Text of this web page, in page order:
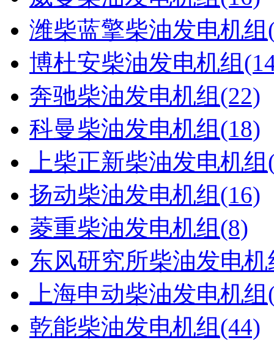
潍柴蓝擎柴油发电机组
博杜安柴油发电机组
奔驰柴油发电机组(22)
科曼柴油发电机组(18)
上柴正新柴油发电机组
扬动柴油发电机组(16)
菱重柴油发电机组(8)
东风研究所柴油发电机
上海申动柴油发电机组
乾能柴油发电机组(44)